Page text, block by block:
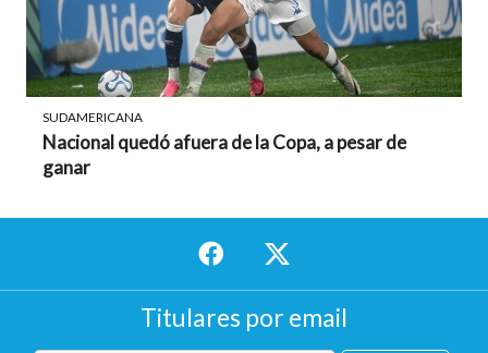
SUDAMERICANA
Nacional quedó afuera de la Copa, a pesar de
ganar
Titulares por email